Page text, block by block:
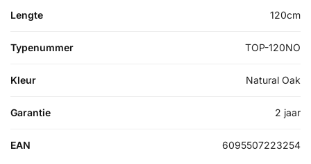
Lengte 120cm
Typenummer TOP-120NO
Kleur Natural Oak
Garantie 2 jaar
EAN 6095507223254